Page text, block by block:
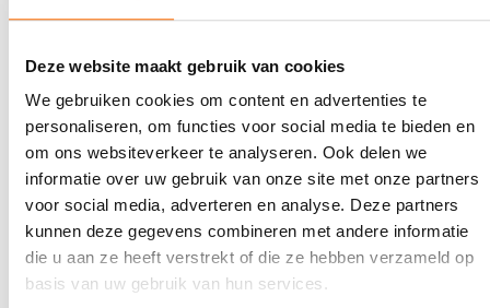
Deze website maakt gebruik van cookies
We gebruiken cookies om content en advertenties te
personaliseren, om functies voor social media te bieden en
om ons websiteverkeer te analyseren. Ook delen we
informatie over uw gebruik van onze site met onze partners
voor social media, adverteren en analyse. Deze partners
kunnen deze gegevens combineren met andere informatie
die u aan ze heeft verstrekt of die ze hebben verzameld op
basis van uw gebruik van hun services.
3 FEBRUARI 2020
Activa Boom+Verweij naar samenwerking
MullerVisual en Quantes